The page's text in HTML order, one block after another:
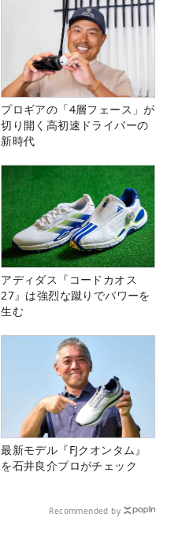
プロギアの「4層フェース」が
切り開く高初速ドライバーの
新時代
アディダス『コードカオス
27』は強烈な蹴りでパワーを
生む
最新モデル『FJクオンタム』
を石井良介プロがチェック
Recommended by